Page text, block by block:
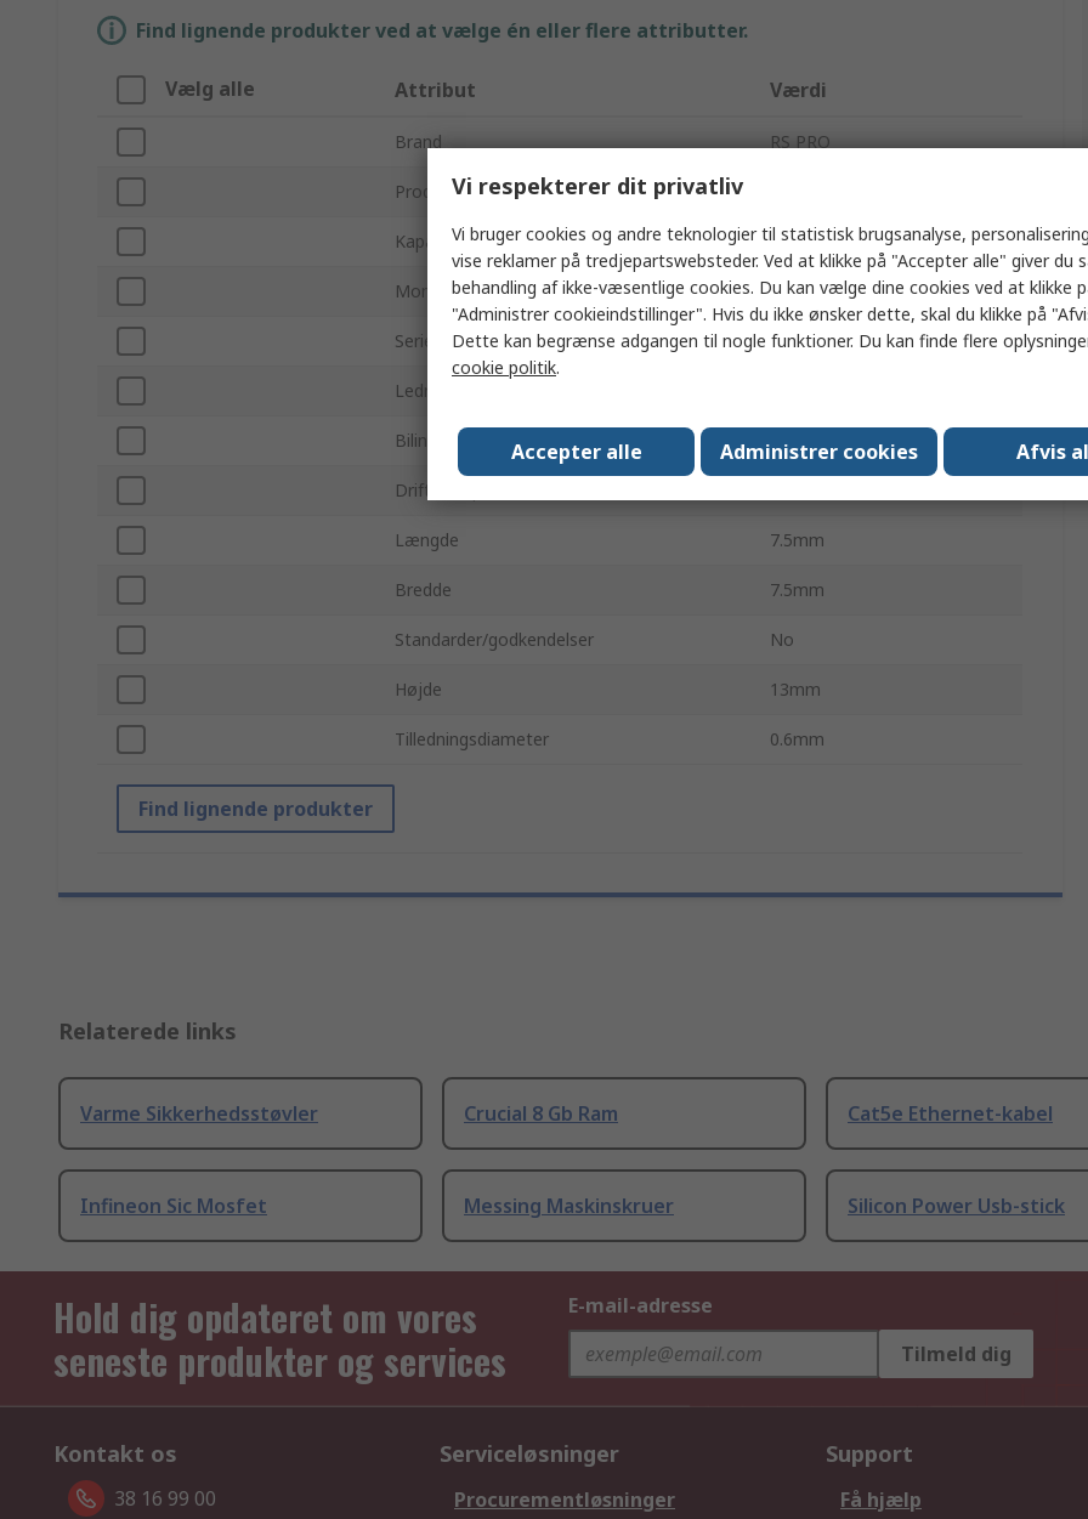
Find lignende produkter ved at vælge én eller flere attributter.
Vælg alle Attribut Værdi
Brand RS PRO
Produkttype
Kapacitet 4.7nF
Monteringstype Hulmontering
Serie EXFS
Ledningspitch
Bilindustristandarder Nej
Driftstemperatur maks.
Længde 7.5mm
Bredde 7.5mm
Standarder/godkendelser No
Højde 13mm
Tilledningsdiameter 0.6mm
Find lignende produkter
Relaterede links
Varme Sikkerhedsstøvler Crucial 8 Gb Ram Cat5e Ethernet-kabel
Infineon Sic Mosfet Messing Maskinskruer Silicon Power Usb-stick
Hold dig opdateret om vores
seneste produkter og services
E-mail-adresse
Tilmeld dig
Kontakt os
38 16 99 00
Serviceløsninger
Procurementløsninger
Support
Få hjælp
Vi respekterer dit privatliv
Vi bruger cookies og andre teknologier til statistisk brugsanalyse,
vise reklamer på tredjepartswebsteder. Ved at klikke på "Accepter alle" giver du
behandling af ikke-væsentlige cookies. Du kan vælge dine cookies ved at klikke
"Administrer cookieindstillinger". Hvis du ikke ønsker dette, skal du klikke på
Dette kan begrænse adgangen til nogle funktioner. Du kan finde flere
cookie politik.
Accepter alle Administrer cookies Afvis